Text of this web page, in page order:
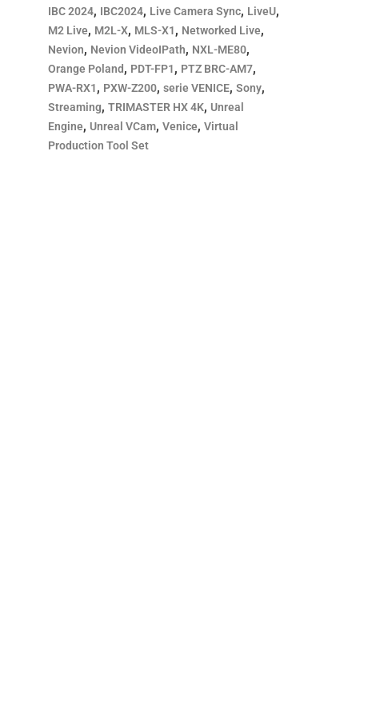
IBC 2024, IBC2024, Live Camera Sync, LiveU,
M2 Live, M2L-X, MLS-X1, Networked Live,
Nevion, Nevion VideoIPath, NXL-ME80,
Orange Poland, PDT-FP1, PTZ BRC-AM7,
PWA-RX1, PXW-Z200,serie VENICE,Sony,
Streaming,TRIMASTER HX 4K, Unreal
Engine, Unreal VCam,Venice,Virtual
Production Tool Set